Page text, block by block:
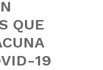
QUE
19